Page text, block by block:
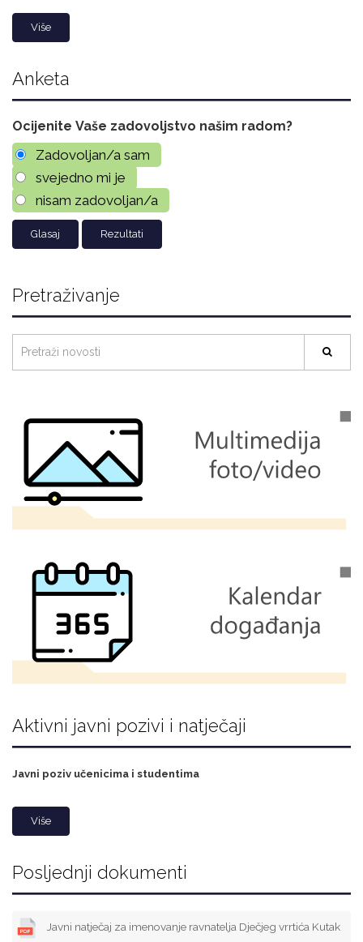
Više
Anketa
Ocijenite Vaše zadovoljstvo našim radom?
Zadovoljan/a sam
svejedno mi je
nisam zadovoljan/a
Rezultati
Pretraživanje
Aktivni javni pozivi i natječaji
Javni poziv učenicima i studentima
Više
Posljednji dokumenti
Javni natječaj za imenovanje ravnatelja Dječjeg vrrtića Kutak